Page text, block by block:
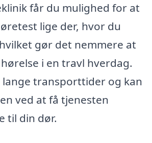
får du mulighed for at
lige der, hvor du
gør det nemmere at
i en travl hverdag.
lange transporttider og kan
ved at få tjenesten
til din dør.